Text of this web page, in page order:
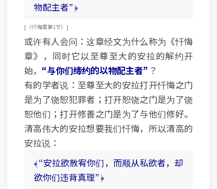
物配主者” ﴿
[ （忏悔章 第1节） ]
或许有人会问：这章经文为什么称为《忏悔
章》，同时它以至尊至大的安拉的解约开
始， “与你们缔约的以物配主者” ？
有的学者说：至尊至大的安拉打开忏悔之门
是为了饶恕犯罪者；打开恕饶之门是为了饶
恕他们；打开修善之门是为了与他们修好。
清高伟大的安拉想要我们忏悔，所以清高的
安拉说：
﴾ “安拉欲赦宥你们，而顺从私欲者，却
欲你们违背真理” ﴿